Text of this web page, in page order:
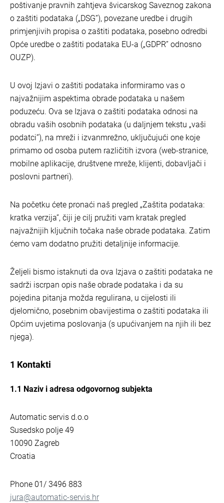
poštivanje pravnih zahtjeva švicarskog Saveznog zakona
o zaštiti podataka („DSG”), povezane uredbe i drugih
primjenjivih propisa o zaštiti podataka, posebno odredbi
Opće uredbe o zaštiti podataka EU-a („GDPR” odnosno
OUZP).
U ovoj Izjavi o zaštiti podataka informiramo vas o
najvažnijim aspektima obrade podataka u našem
poduzeću. Ova se Izjava o zaštiti podataka odnosi na
obradu vaših osobnih podataka (u daljnjem tekstu „vaši
podatci”), na mreži i izvanmrežno, uključujući one koje
primamo od osoba putem različitih izvora (web-stranice,
mobilne aplikacije, društvene mreže, klijenti, dobavljači i
poslovni partneri).
Na početku ćete pronaći naš pregled „Zaštita podataka:
kratka verzija”, čiji je cilj pružiti vam kratak pregled
najvažnijih ključnih točaka naše obrade podataka. Zatim
ćemo vam dodatno pružiti detaljnije informacije.
Željeli bismo istaknuti da ova Izjava o zaštiti podataka ne
sadrži iscrpan opis naše obrade podataka i da su
pojedina pitanja možda regulirana, u cijelosti ili
djelomično, posebnim obavijestima o zaštiti podataka ili
Općim uvjetima poslovanja (s upućivanjem na njih ili bez
njega).
1 Kontakti
1.1 Naziv i adresa odgovornog subjekta
Automatic servis d.o.o
Susedsko polje 49
10090 Zagreb
Croatia
Phone 01/ 3496 883
jura@automatic-servis.hr